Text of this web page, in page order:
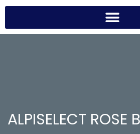
ALPISELECT ROSE